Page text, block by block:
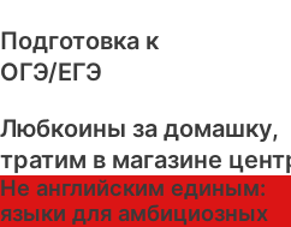
Подготовка к
ОГЭ/ЕГЭ
Любкоины за домашку,
тратим в магазине
Не английским единым:
языки для амбициозных